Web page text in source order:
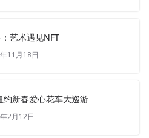
艺术遇见NFT
11月18日
约新春爱心花车大巡游
2月12日